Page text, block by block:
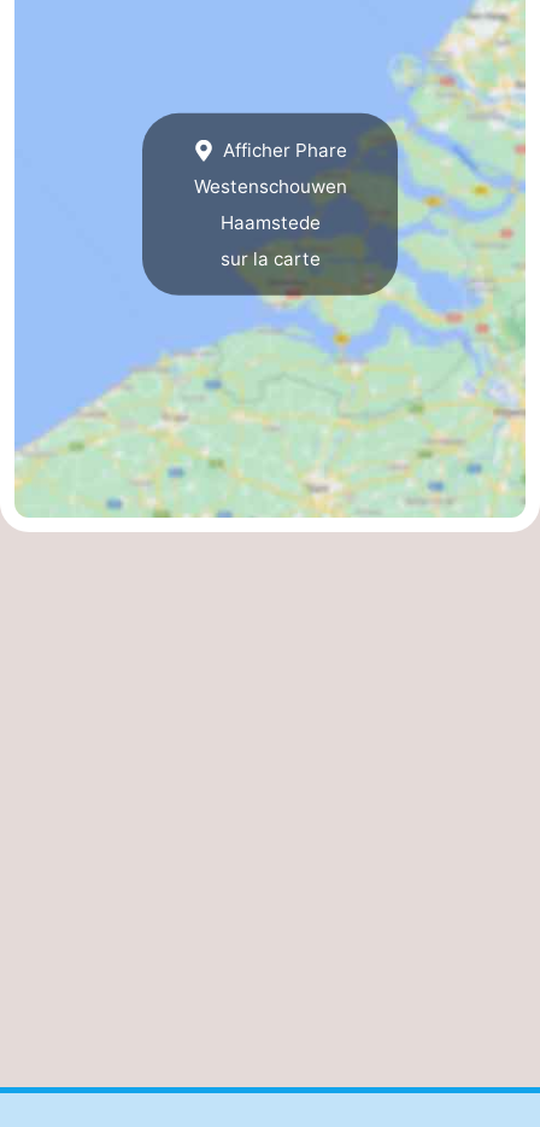
Oosterschelde
Nature
Kop
van
Walcheren
-
Veere
-
Afficher Phare
Westenschouwen
Haamstede
sur la carte